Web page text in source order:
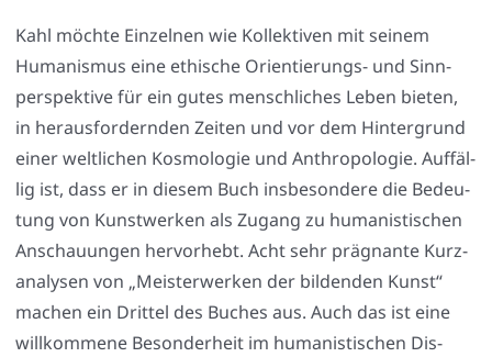
Kahl möch­te Ein­zel­nen wie Kol­lek­ti­ven mit sei­nem
Huma­nis­mus eine ethi­sche Ori­en­tie­rungs- und Sinn­
per­spek­ti­ve für ein gutes mensch­li­ches Leben bie­ten,
in her­aus­for­dern­den Zei­ten und vor dem Hin­ter­grund
einer welt­li­chen Kos­mo­lo­gie und Anthro­po­lo­gie. Auf­fäl­
lig ist, dass er in die­sem Buch ins­be­son­de­re die Bedeu­
tung von Kunst­wer­ken als Zugang zu huma­nis­ti­schen
Anschau­un­gen her­vor­hebt. Acht sehr prä­gnan­te Kurz­
ana­ly­sen von „Meis­ter­wer­ken der bil­den­den Kunst“
machen ein Drit­tel des Buches aus. Auch das ist eine
will­kom­me­ne Beson­der­heit im huma­nis­ti­schen Dis­